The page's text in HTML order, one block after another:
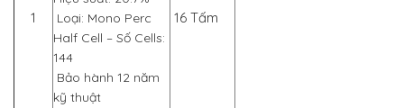
1
Loại: Mono Perc
Half Cell – Số Cells:
144
Bảo hành 12 năm
kỹ thuật
16 Tấm